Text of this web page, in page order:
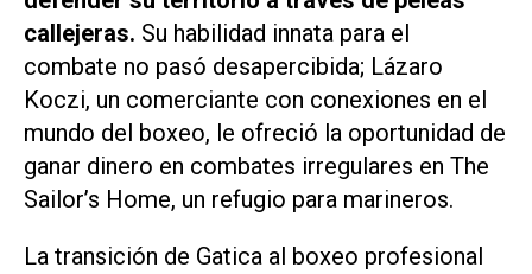
callejeras. Su habilidad innata para el
combate no pasó desapercibida; Lázaro
Koczi, un comerciante con conexiones en el
mundo del boxeo, le ofreció la oportunidad de
ganar dinero en combates irregulares en The
Sailor’s Home, un refugio para marineros.
La transición de Gatica al boxeo profesional